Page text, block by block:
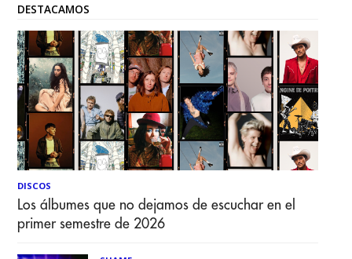
DESTACAMOS
DISCOS
Los álbumes que no dejamos de escuchar en el
primer semestre de 2026